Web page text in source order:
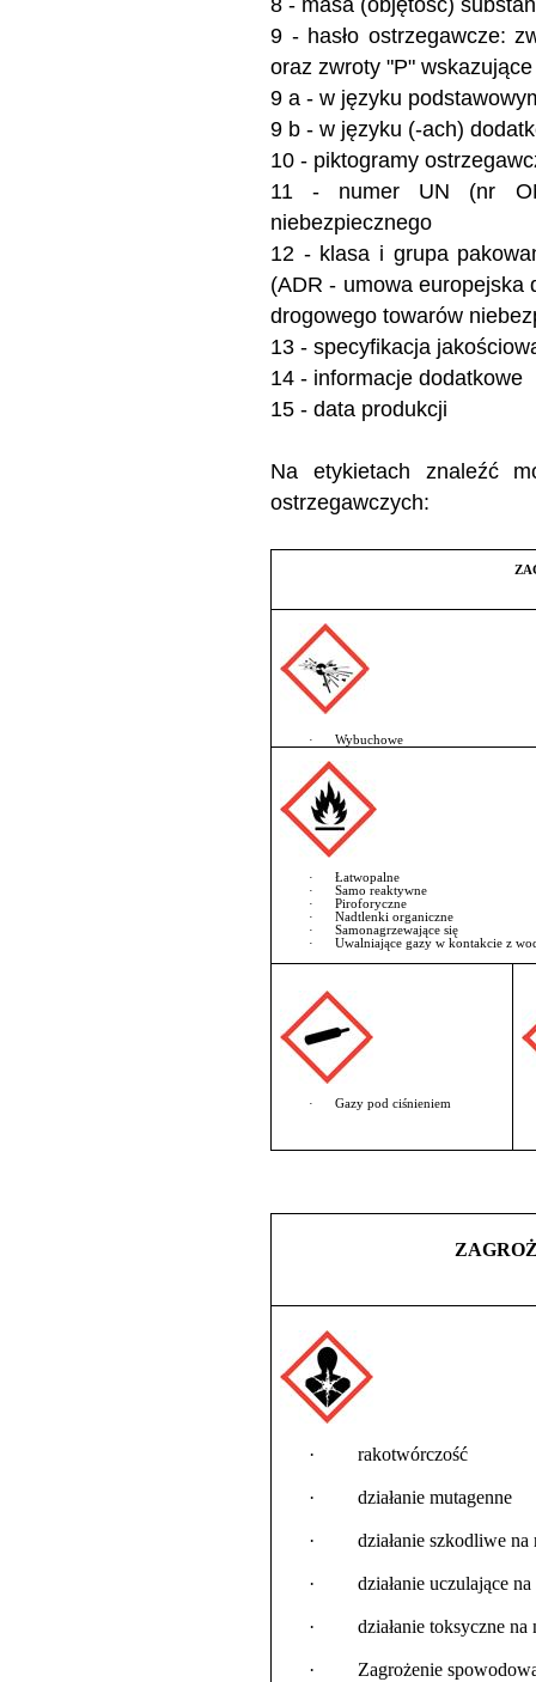
8 - masa (objętość)
9 - hasło ostrzegawcze:
oraz zwroty "P"
9 a - w języku
9 b - w języku (-ach)
10 - piktogramy
11 - numer UN (nr
niebezpiecznego
12 - klasa i grupa
(ADR - umowa europejska
drogowego towarów
13 - specyfikacja
14 - informacje dodatkowe
15 - data produkcji
Na etykietach znaleźć
ostrzegawczych:
· Wybuchowe
·
Łatwopalne
·
Samo reaktywne
·
Piroforyczne
·
Nadtlenki organiczne
·
Samonagrzewające się
·
Uwalniające gazy w kontakcie z
· Gazy pod ciśnieniem
·
rakotwórczość
·
działanie mutagenne
·
działanie szkodliwe na
·
działanie uczulające
·
działanie toksyczne
·
Zagrożenie